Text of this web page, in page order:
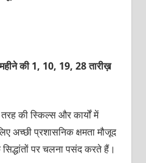
की 1, 10, 19, 28 तारीख़
की स्किल्स और कार्यों में
अच्छी प्रशासनिक क्षमता मौजूद
पर चलना पसंद करते हैं।